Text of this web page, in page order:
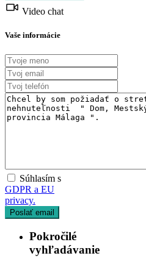
Video chat
Vaše informácie
Súhlasím s
GDPR a EU
privacy.
Pokročilé
vyhľadávanie